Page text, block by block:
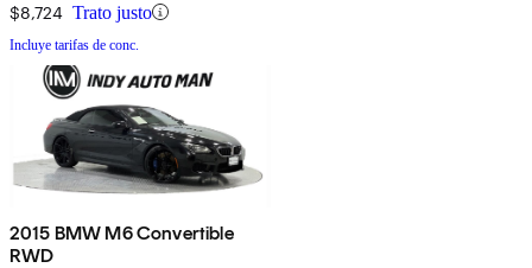
$8,724 Trato justo
Incluye tarifas de conc.
2015 BMW M6 Convertible
RWD